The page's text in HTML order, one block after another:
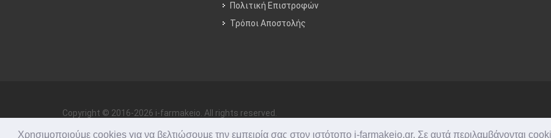
Χρησιμοποιούμε cookies για να βελτιώσουμε την εμπειρία σας στον ιστότοπο i-farmakeio.gr. Σε αυτά περιλαμβάνονται
Πολιτική Επιστροφών
Τρόποι Aποστολής
Copyright © 2016-2026 i-farmakeio. All rights reserved.